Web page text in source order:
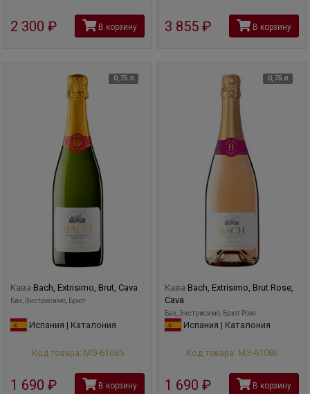
2 300 руб В корзину 3 855 руб В корзину
0,75 л
Кава Bach, Extrisimo, Brut, Cava
Бах, Экстрисимо, Брют
Испания | Каталония
Код товара: МЭ-61085
1 690 руб В корзину
0,75 л
Кава Bach, Extrisimo, Brut Rose,
Cava
Бах, Экстрисимо, Брют Розе
Испания | Каталония
Код товара: МЭ-61086
1 690 руб В корзину